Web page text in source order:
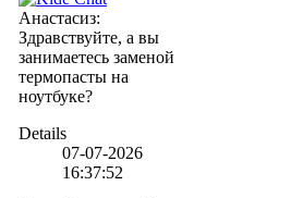
Анастасиз:
Здравствуйте, а вы
занимаетесь заменой
термопасты на
ноутбуке?
Details
07-07-2026
16:37:52